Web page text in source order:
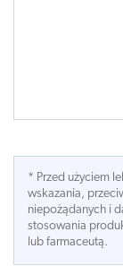
* Przed użyciem
wskazania,
niepożądanych i
stosowania
lub farmaceutą.